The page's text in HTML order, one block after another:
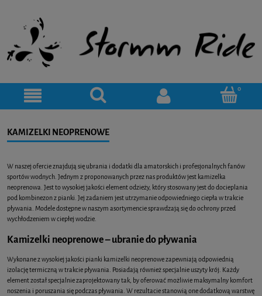
KAMIZELKI NEOPRENOWE
W naszej ofercie znajdują się ubrania i dodatki dla amatorskich i profesjonalnych fanów
sportów wodnych. Jednym z proponowanych przez nas produktów jest kamizelka
neoprenowa. Jest to wysokiej jakości element odzieży, który stosowany jest do docieplania
pod kombinezon z pianki. Jej zadaniem jest utrzymanie odpowiedniego ciepła w trakcie
pływania. Modele dostępne w naszym asortymencie sprawdzają się do ochrony przed
wychłodzeniem w ciepłej wodzie.
Kamizelki neoprenowe – ubranie do pływania
Wykonane z wysokiej jakości pianki kamizelki neoprenowe zapewniają odpowiednią
izolację termiczną w trakcie pływania. Posiadają również specjalnie uszyty krój. Każdy
element został specjalnie zaprojektowany tak, by oferować możliwie maksymalny komfort
noszenia i poruszania się podczas pływania. W rezultacie stanowią one dodatkową warstwę